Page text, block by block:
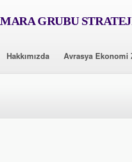
GRUBU
Hakkımızda Avrasya Ekonomi